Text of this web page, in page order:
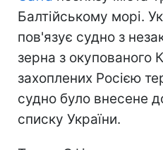
Балтійському морі.
пов'язує судно з
зерна з окупованого
захоплених Росією
судно було внесене
списку України.